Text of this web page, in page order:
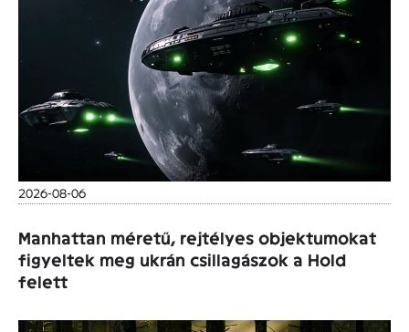
2026-08-06
Manhattan méretű, rejtélyes objektumokat
figyeltek meg ukrán csillagászok a Hold
felett